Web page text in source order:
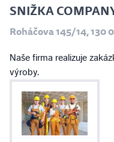
SNIŽKA
Roháčova 145/14, 130
Naše firma realizuje
výroby.